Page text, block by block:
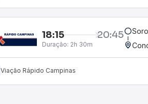
18:15 20:45
Duração: 2h 30m
Viação Rápido Campinas